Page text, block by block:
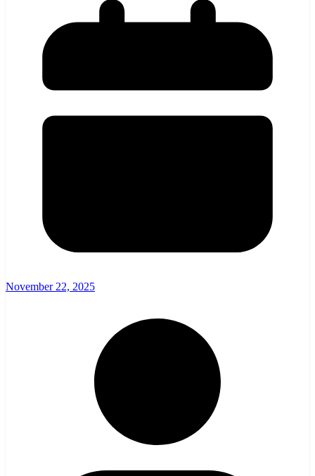
November 22, 2025